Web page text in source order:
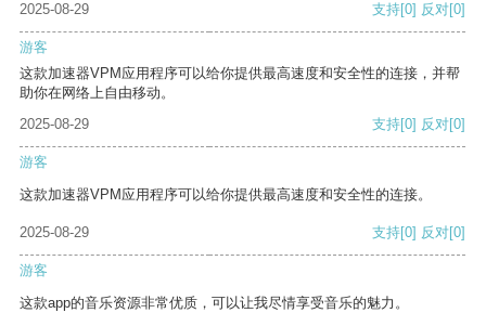
2025-08-29
支持[0] 反对[0]
游客
这款加速器VPM应用程序可以给你提供最高速度和安全性的连接，并帮
助你在网络上自由移动。
2025-08-29
支持[0] 反对[0]
游客
这款加速器VPM应用程序可以给你提供最高速度和安全性的连接。
2025-08-29 支持[0] 反对[0]
游客
这款app的音乐资源非常优质，可以让我尽情享受音乐的魅力。